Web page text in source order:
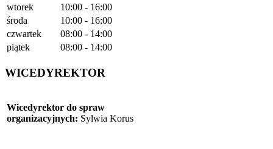
wtorek
10:00 - 16:00
środa
10:00 - 16:00
czwartek
08:00 - 14:00
piątek
08:00 - 14:00
WICEDYREKTOR
Wicedyrektor do spraw
organizacyjnych: Sylwia Korus